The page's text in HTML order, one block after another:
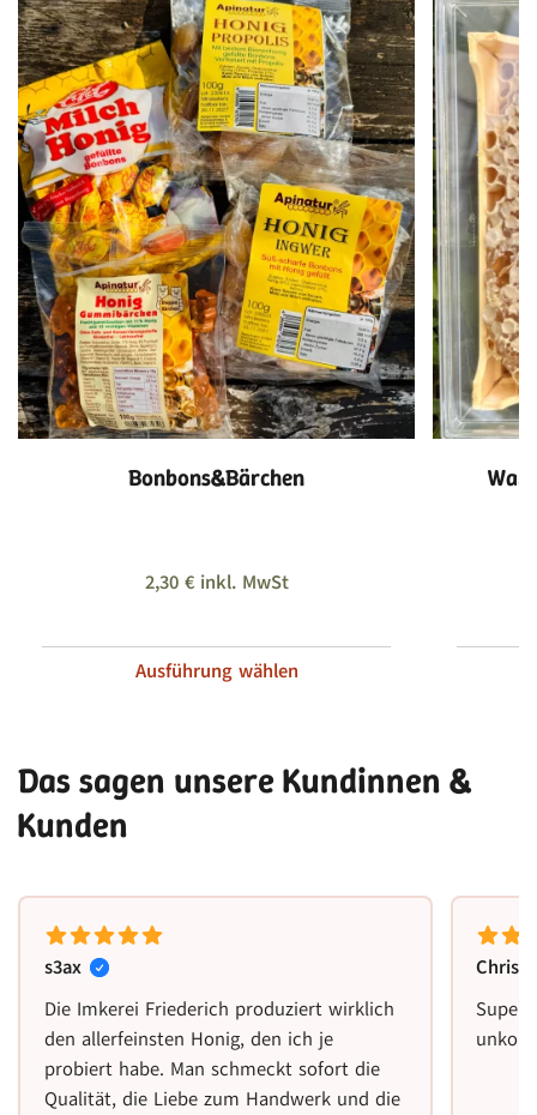
Bonbons&Bärchen
2,30 €inkl. MwSt
Ausführung wählen
Das sagen unsere Kundinnen &
Kunden
s3ax
Die Imkerei Friederich produziert wirklich
den allerfeinsten Honig, den ich je
probiert habe. Man schmeckt sofort die
Qualität, die Liebe zum Handwerk und die
Super